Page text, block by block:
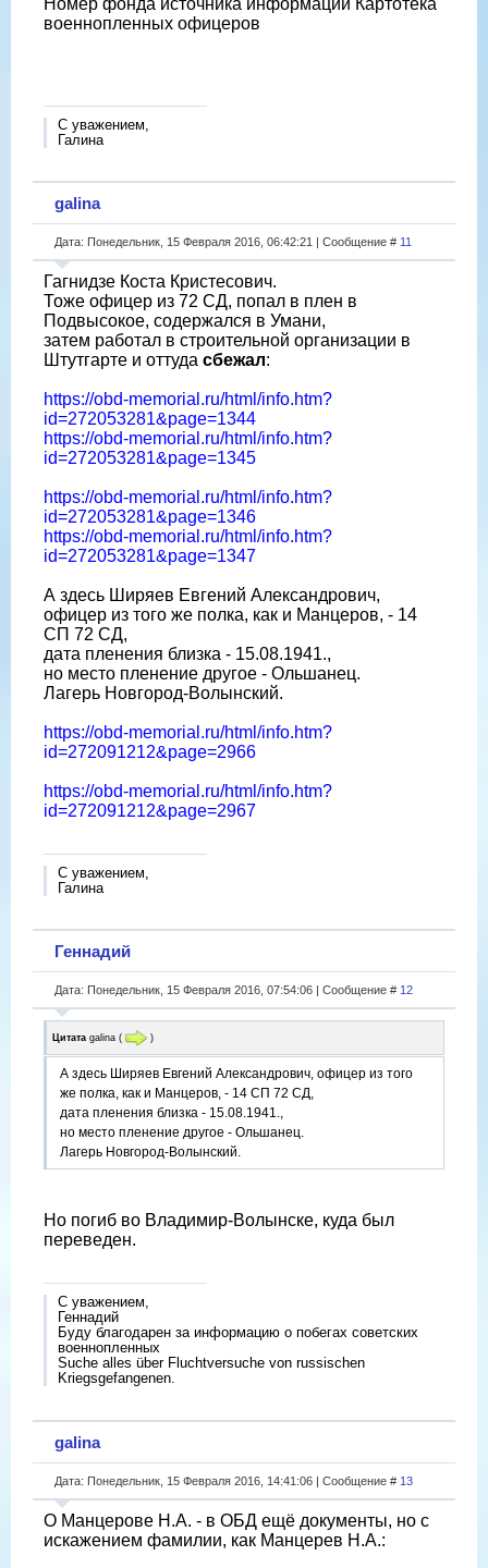
Номер фонда источника информации Картотека
военнопленных офицеров
С уважением,
Галина
galina
Дата: Понедельник, 15 Февраля 2016, 06:42:21 | Сообщение # 11
Гагнидзе Коста Кристесович.
Тоже офицер из 72 СД, попал в плен в
Подвысокое, содержался в Умани,
затем работал в строительной организации в
Штутгарте и оттуда сбежал:
https://obd-memorial.ru/html/info.htm?
id=272053281&page=1344
https://obd-memorial.ru/html/info.htm?
id=272053281&page=1345
https://obd-memorial.ru/html/info.htm?
id=272053281&page=1346
https://obd-memorial.ru/html/info.htm?
id=272053281&page=1347
А здесь Ширяев Евгений Александрович,
офицер из того же полка, как и Манцеров, - 14
СП 72 СД,
дата пленения близка - 15.08.1941.,
но место пленение другое - Ольшанец.
Лагерь Новгород-Волынский.
https://obd-memorial.ru/html/info.htm?
id=272091212&page=2966
https://obd-memorial.ru/html/info.htm?
id=272091212&page=2967
С уважением,
Галина
Геннадий
Дата: Понедельник, 15 Февраля 2016, 07:54:06 | Сообщение # 12
Цитата galina ( )
А здесь Ширяев Евгений Александрович, офицер из того
же полка, как и Манцеров, - 14 СП 72 СД,
дата пленения близка - 15.08.1941.,
но место пленение другое - Ольшанец.
Лагерь Новгород-Волынский.
Но погиб во Владимир-Волынске, куда был
переведен.
С уважением,
Геннадий
Буду благодарен за информацию о побегах советских
военнопленных
Suche alles über Fluchtversuche von russischen
Kriegsgefangenen.
galina
Дата: Понедельник, 15 Февраля 2016, 14:41:06 | Сообщение # 13
О Манцерове Н.А. - в ОБД ещё документы, но с
искажением фамилии, как Манцерев Н.А.: